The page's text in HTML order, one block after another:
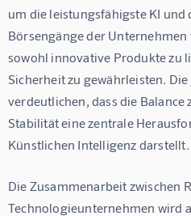
um die leistungsfähigste KI
Börsengänge der Unternehmen
sowohl innovative Produkte zu
Sicherheit zu gewährleisten.
verdeutlichen, dass die
Stabilität eine zentrale
Künstlichen Intelligenz darstellt.
Die Zusammenarbeit zwischen
Technologieunternehmen wird